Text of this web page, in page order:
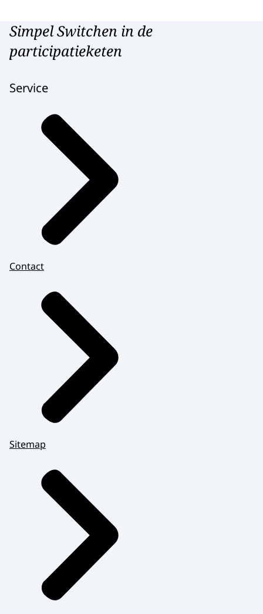
Simpel Switchen in de
participatieketen
Service
Contact
Sitemap